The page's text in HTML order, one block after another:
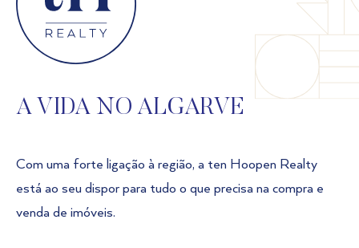
A VIDA NO ALGARVE
Com uma forte ligação à região, a ten Hoopen Realty
está ao seu dispor para tudo o que precisa na compra e
venda de imóveis.